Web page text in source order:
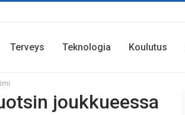
Terveys Teknologia Koulutus
joukkueessa